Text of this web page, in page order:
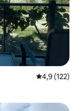
Gemiddelde
4,9 (122)